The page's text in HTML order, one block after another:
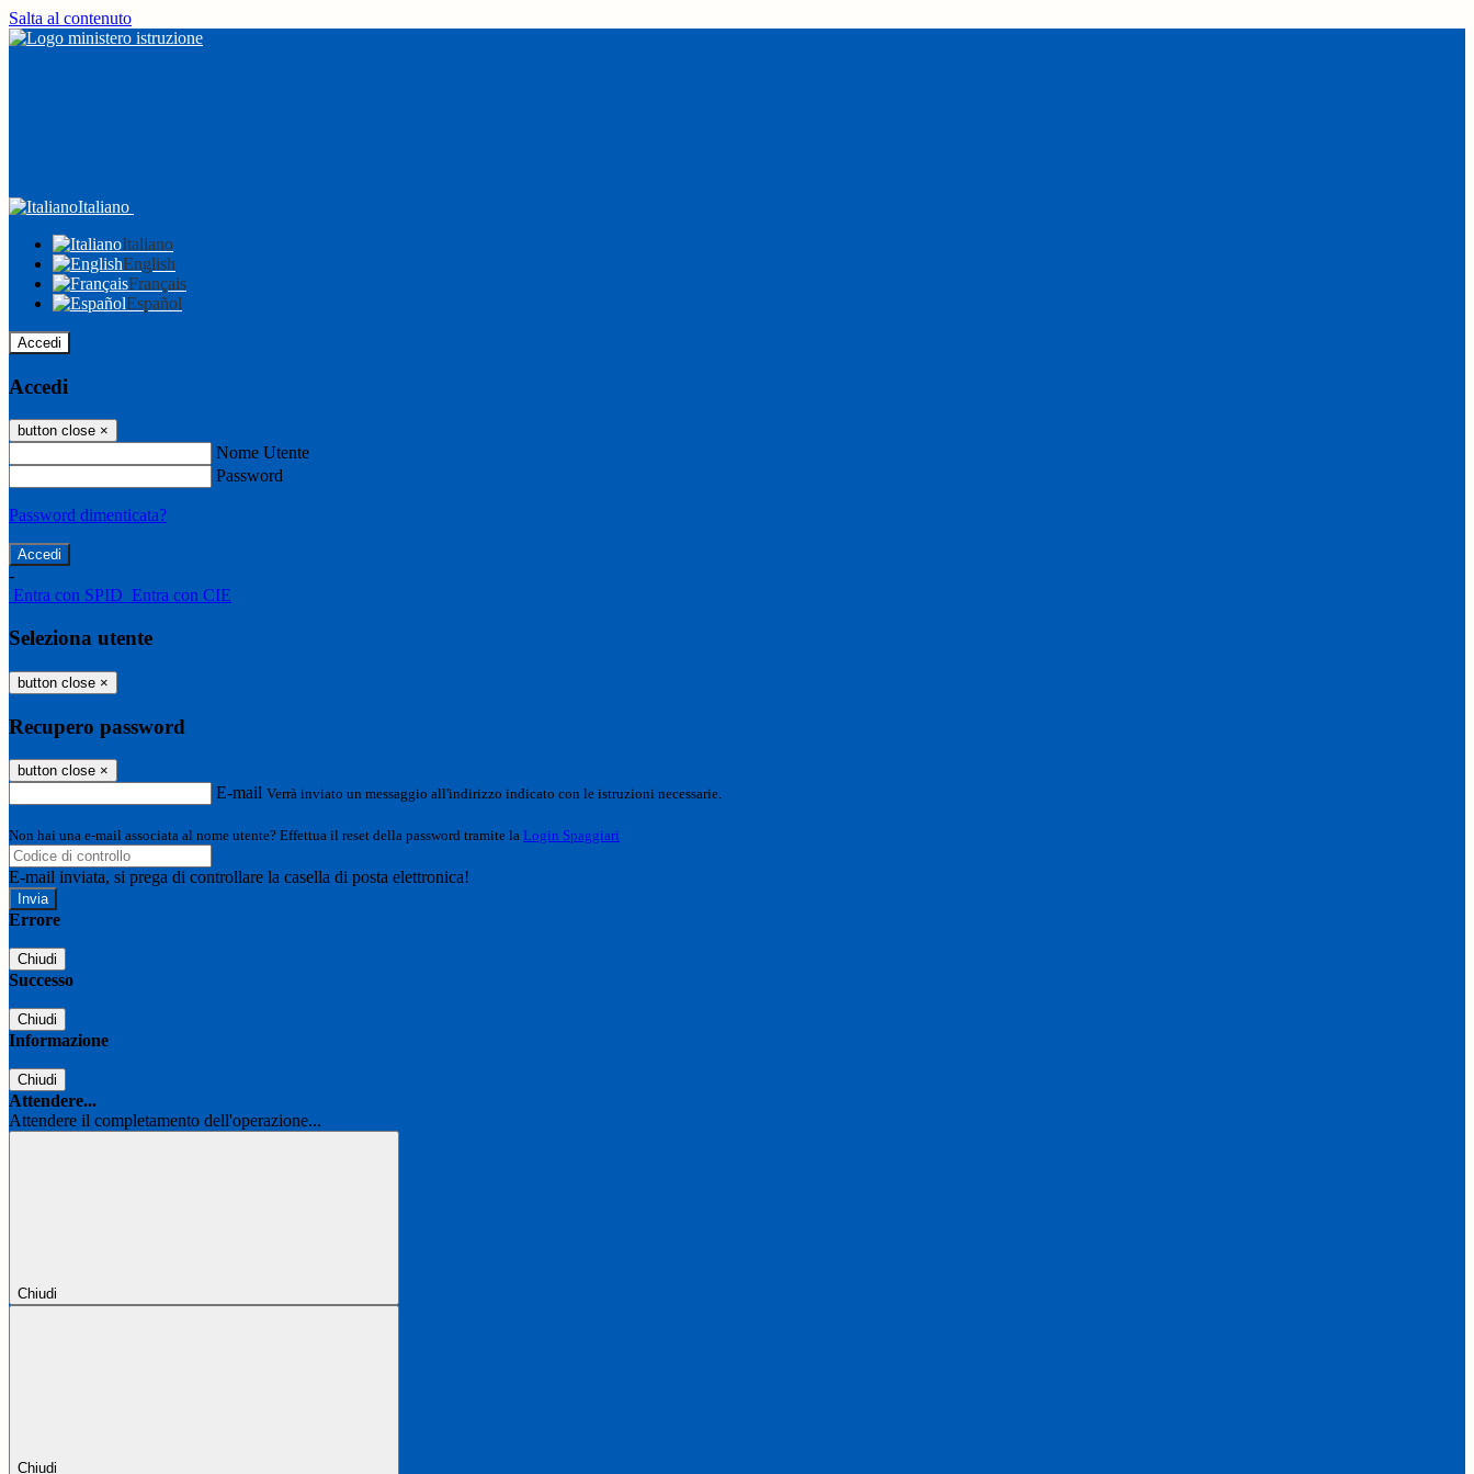
Salta al contenuto
Italiano
Italiano
English
Français
Español
Accedi
Accedi
button close ×
Nome Utente
Password
Password dimenticata?
-
Entra con SPID Entra con CIE
Seleziona utente
button close ×
Recupero password
button close ×
E-mail Verrà inviato un messaggio all'indirizzo indicato con le istruzioni necessarie.
Non hai una e-mail associata al nome utente? Effettua il reset della password tramite la Login Spaggiari
E-mail inviata, si prega di controllare la casella di posta elettronica!
Errore
Chiudi
Successo
Chiudi
Informazione
Chiudi
Attendere...
Attendere il completamento dell'operazione...
Chiudi
Chiudi